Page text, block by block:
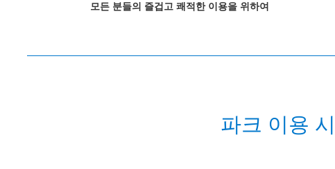
모든 분들의 즐겁고 쾌적한 이용을 위하여
파크 이용